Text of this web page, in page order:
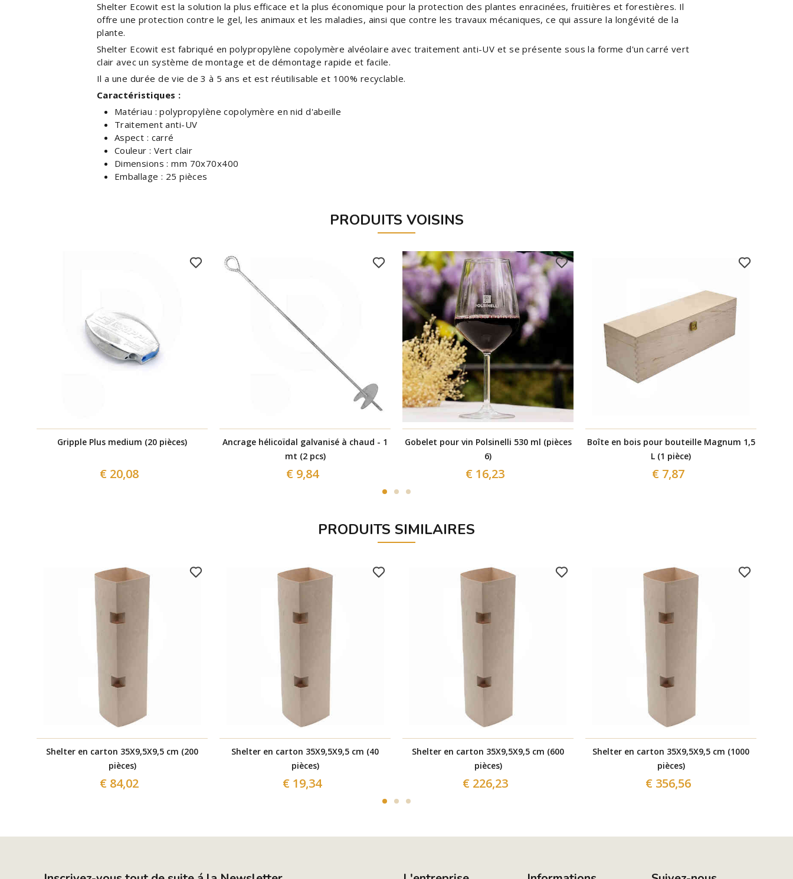
Shelter Ecowit est la solution la plus efficace et la plus économique pour la protection des plantes enracinées, fruitières et forestières. Il
offre une protection contre le gel, les animaux et les maladies, ainsi que contre les travaux mécaniques, ce qui assure la longévité de la
plante.
Shelter Ecowit est fabriqué en polypropylène copolymère alvéolaire avec traitement anti-UV et se présente sous la forme d'un carré vert
clair avec un système de montage et de démontage rapide et facile.
Il a une durée de vie de 3 à 5 ans et est réutilisable et 100% recyclable.
Caractéristiques :
Matériau : polypropylène copolymère en nid d'abeille
Traitement anti-UV
Aspect : carré
Couleur : Vert clair
Dimensions : mm 70x70x400
Emballage : 25 pièces
PRODUITS VOISINS
Gripple Plus medium (20 pièces)
€ 20,08
Ancrage hélicoïdal galvanisé à chaud - 1
mt (2 pcs)
€ 9,84
Gobelet pour vin Polsinelli 530 ml (pièces
6)
€ 16,23
Boîte en bois pour bouteille Magnum 1,5
L (1 pièce)
€ 7,87
PRODUITS SIMILAIRES
Shelter en carton 35X9,5X9,5 cm (200
pièces)
€ 84,02
Shelter en carton 35X9,5X9,5 cm (40
pièces)
€ 19,34
Shelter en carton 35X9,5X9,5 cm (600
pièces)
€ 226,23
Shelter en carton 35X9,5X9,5 cm (1000
pièces)
€ 356,56